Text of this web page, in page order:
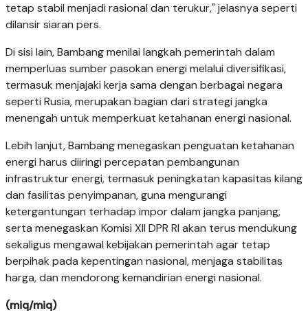
tetap stabil menjadi rasional dan terukur," jelasnya seperti
dilansir siaran pers.
Di sisi lain, Bambang menilai langkah pemerintah dalam
memperluas sumber pasokan energi melalui diversifikasi,
termasuk menjajaki kerja sama dengan berbagai negara
seperti Rusia, merupakan bagian dari strategi jangka
menengah untuk memperkuat ketahanan energi nasional.
Lebih lanjut, Bambang menegaskan penguatan ketahanan
energi harus diiringi percepatan pembangunan
infrastruktur energi, termasuk peningkatan kapasitas kilang
dan fasilitas penyimpanan, guna mengurangi
ketergantungan terhadap impor dalam jangka panjang,
serta menegaskan Komisi XII DPR RI akan terus mendukung
sekaligus mengawal kebijakan pemerintah agar tetap
berpihak pada kepentingan nasional, menjaga stabilitas
harga, dan mendorong kemandirian energi nasional.
(miq/miq)